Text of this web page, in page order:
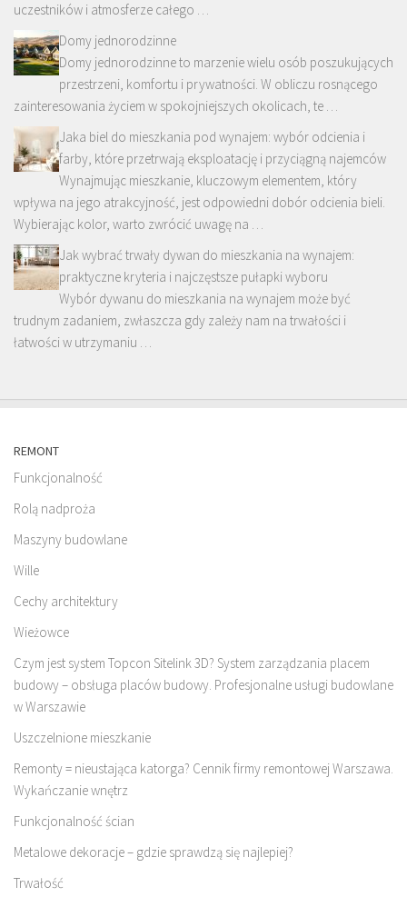
uczestników i atmosferze całego …
Domy jednorodzinne
Domy jednorodzinne to marzenie wielu osób poszukujących
przestrzeni, komfortu i prywatności. W obliczu rosnącego
zainteresowania życiem w spokojniejszych okolicach, te …
Jaka biel do mieszkania pod wynajem: wybór odcienia i
farby, które przetrwają eksploatację i przyciągną najemców
Wynajmując mieszkanie, kluczowym elementem, który
wpływa na jego atrakcyjność, jest odpowiedni dobór odcienia bieli.
Wybierając kolor, warto zwrócić uwagę na …
Jak wybrać trwały dywan do mieszkania na wynajem:
praktyczne kryteria i najczęstsze pułapki wyboru
Wybór dywanu do mieszkania na wynajem może być
trudnym zadaniem, zwłaszcza gdy zależy nam na trwałości i
łatwości w utrzymaniu …
REMONT
Funkcjonalność
Rolą nadproża
Maszyny budowlane
Wille
Cechy architektury
Wieżowce
Czym jest system Topcon Sitelink 3D? System zarządzania placem
budowy – obsługa placów budowy. Profesjonalne usługi budowlane
w Warszawie
Uszczelnione mieszkanie
Remonty = nieustająca katorga? Cennik firmy remontowej Warszawa.
Wykańczanie wnętrz
Funkcjonalność ścian
Metalowe dekoracje – gdzie sprawdzą się najlepiej?
Trwałość